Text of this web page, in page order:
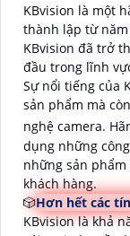
KBvision là một
thành lập từ năm
KBvision đã trở
đầu trong lĩnh
Sự nổi tiếng của
sản phẩm mà
nghệ camera.
dụng những
những sản
khách hàng.
🎲Hơn hết các
KBvision là khả